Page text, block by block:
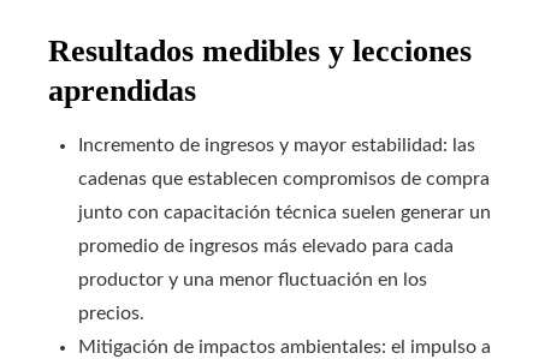
Resultados medibles y lecciones
aprendidas
Incremento de ingresos y mayor estabilidad: las
cadenas que establecen compromisos de compra
junto con capacitación técnica suelen generar un
promedio de ingresos más elevado para cada
productor y una menor fluctuación en los
precios.
Mitigación de impactos ambientales: el impulso a